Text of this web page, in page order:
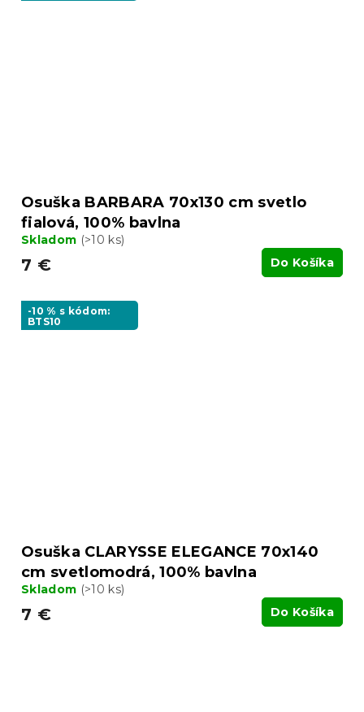
Osuška BARBARA 70x130 cm svetlo
fialová, 100% bavlna
Skladom (>10 ks)
7 € Do Košíka
-10 % s kódom:
BTS10
Osuška CLARYSSE ELEGANCE 70x140
cm svetlomodrá, 100% bavlna
Skladom (>10 ks)
7 € Do Košíka